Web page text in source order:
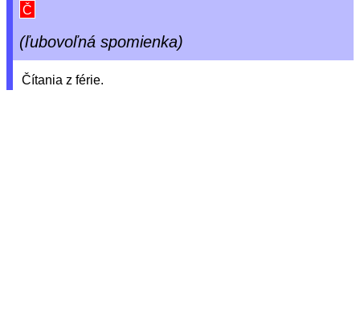
Č
(ľubovoľná spomienka)
Čítania z férie.